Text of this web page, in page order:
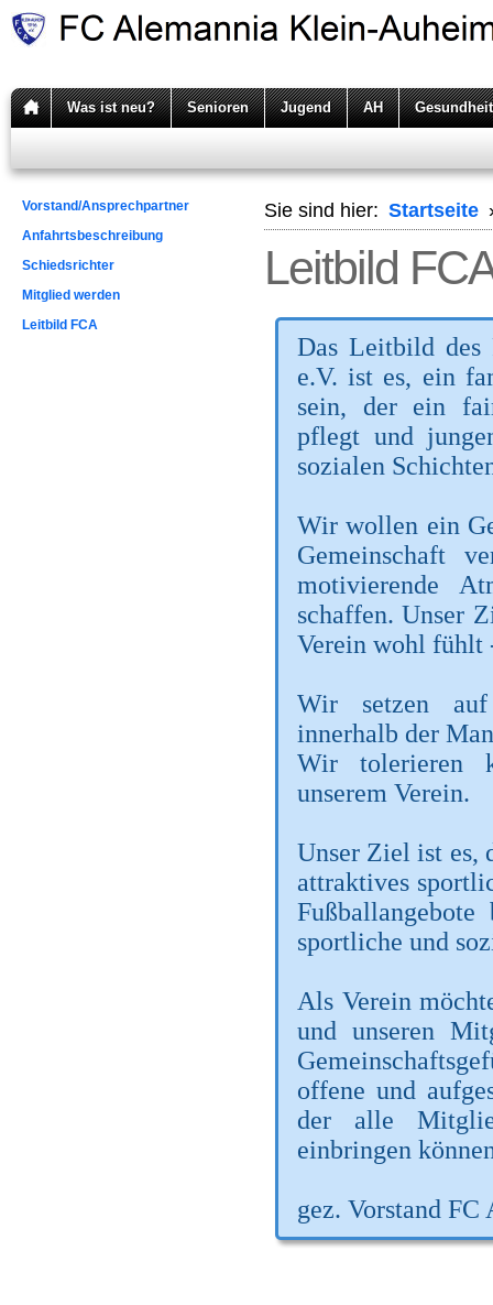
Was ist neu? Senioren Jugend AH
Vorstand/Ansprechpartner
Anfahrtsbeschreibung
Schiedsrichter
Mitglied werden
Leitbild FCA
Sie sind hier: Startseite
Leitbild
Das Leitbild des
e.V. ist es, ein
sein, der ein
pflegt und
sozialen
Wir wollen ein
Gemeinschaft
motivierende
schaffen. Unser
Verein wohl fühlt
Wir setzen
innerhalb der
Wir tolerieren
unserem Verein.
Unser Ziel ist es,
attraktives
sportliche und
Als Verein
und unseren
offene und
der alle
einbringen
gez. Vorstand